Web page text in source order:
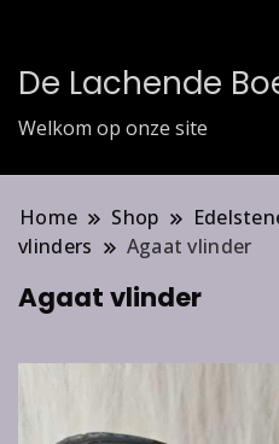
De Lachende
Welkom op onze site
Home Shop
vlinders
Agaat vlinder
Agaat vlinder